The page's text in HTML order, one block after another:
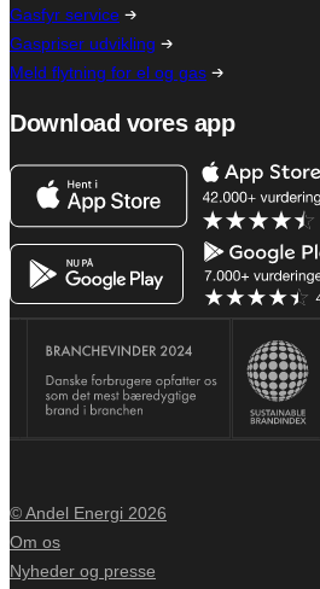
Gasfyr service
Gaspriser udvikling
Meld flytning for el og gas
Download vores app
© Andel Energi 2026
Om os
Nyheder og presse